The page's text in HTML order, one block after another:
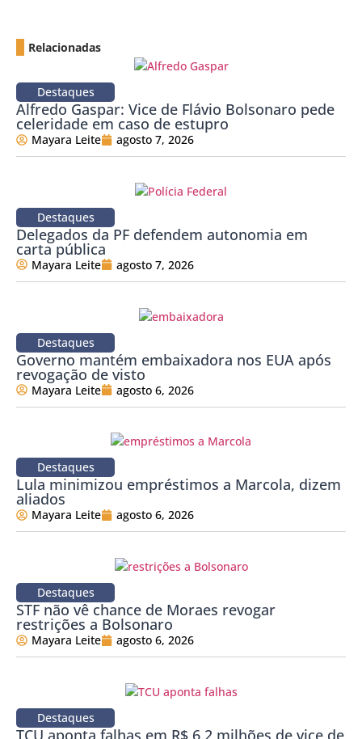
Relacionadas
Destaques
Alfredo Gaspar: Vice de Flávio Bolsonaro pede
celeridade em caso de estupro
Mayara Leite agosto 7, 2026
Destaques
Delegados da PF defendem autonomia em
carta pública
Mayara Leite agosto 7, 2026
Destaques
Governo mantém embaixadora nos EUA após
revogação de visto
Mayara Leite agosto 6, 2026
Destaques
Lula minimizou empréstimos a Marcola, dizem
aliados
Mayara Leite agosto 6, 2026
Destaques
STF não vê chance de Moraes revogar
restrições a Bolsonaro
Mayara Leite agosto 6, 2026
Destaques
TCU aponta falhas em R$ 6,2 milhões de vice de